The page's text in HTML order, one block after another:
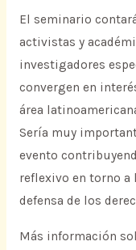
El seminario
activistas y
investigadores
convergen en
área
Sería muy
evento
reflexivo en torno a
defensa de los
Más información